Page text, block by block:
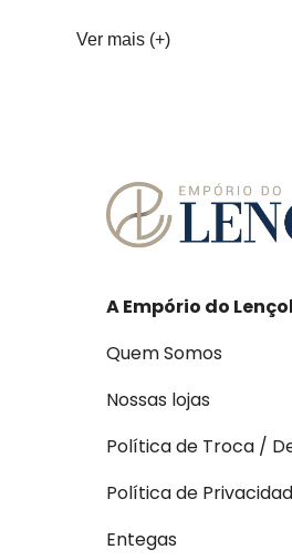
Ver mais (+)
A Empório do Lençol
Quem Somos
Nossas lojas
Política de Troca /
Política de
Entegas